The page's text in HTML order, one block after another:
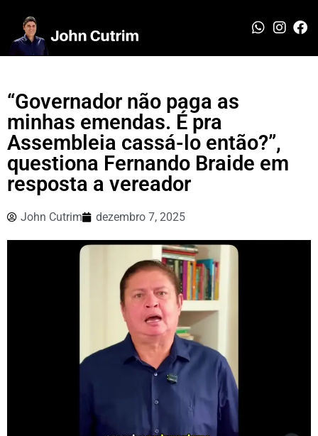
“Governador não paga as
minhas emendas. É pra
Assembleia cassá-lo então?”,
questiona Fernando Braide em
resposta a vereador
John Cutrim dezembro 7, 2025